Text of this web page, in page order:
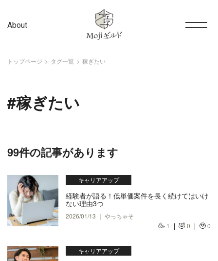
About
トップページ タグ一覧 稼ぎたい
#稼ぎたい
99件の記事があります
キャリアアップ
経験者が語る！低単価案件を長く続けてはいけ
ない理由3つ
2026/01/13 ｜ やっちゃそ
🥳 1 🤣0 🥹0
キャリアアップ